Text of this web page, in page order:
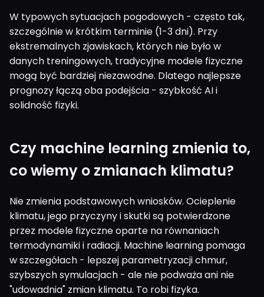
W typowych sytuacjach pogodowych - często tak,
szczególnie w krótkim terminie (1-3 dni). Przy
ekstremalnych zjawiskach, których nie było w
danych treningowych, tradycyjne modele fizyczne
mogą być bardziej niezawodne. Dlatego najlepsze
prognozy łączą oba podejścia - szybkość AI i
solidność fizyki.
Czy machine learning zmienia to,
co wiemy o zmianach klimatu?
Nie zmienia podstawowych wniosków. Ocieplenie
klimatu, jego przyczyny i skutki są potwierdzone
przez modele fizyczne oparte na równaniach
termodynamiki i radiacji. Machine learning pomaga
w szczegółach - lepszej parametryzacji chmur,
szybszych symulacjach - ale nie podważa ani nie
"udowadnia" zmian klimatu. To robi fizyka.